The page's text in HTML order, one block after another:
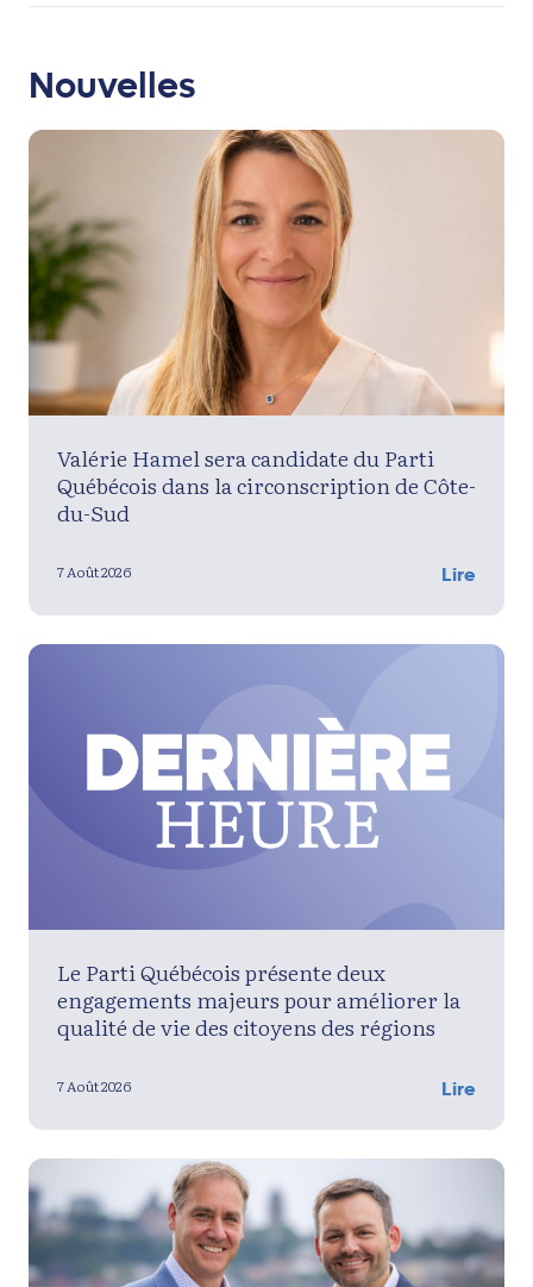
Nouvelles
Valérie Hamel sera candidate du Parti
Québécois dans la circonscription de Côte-
du-Sud
7 Août 2026 Lire
Le Parti Québécois présente deux
engagements majeurs pour améliorer la
qualité de vie des citoyens des régions
7 Août 2026 Lire